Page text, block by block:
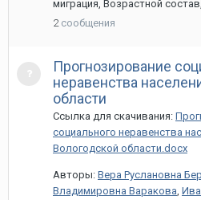
миграция, Возрастной
2 сообщения
Прогнозирование
неравенства
области
Ссылка для скачивания:
социального неравенства
Вологодской области.docx
Авторы: Вера Руслановна
Владимировна Варакова,